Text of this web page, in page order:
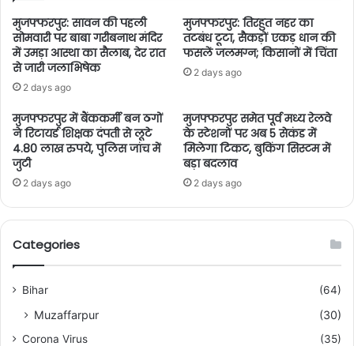
मुजफ्फरपुर: सावन की पहली
सोमवारी पर बाबा गरीबनाथ मंदिर
में उमड़ा आस्था का सैलाब, देर रात
से जारी जलाभिषेक
2 days ago
मुजफ्फरपुर: तिरहुत नहर का
तटबंध टूटा, सैकड़ों एकड़ धान की
फसलें जलमग्न; किसानों में चिंता
2 days ago
मुजफ्फरपुर में बैंककर्मी बन ठगों
ने रिटायर्ड शिक्षक दंपती से लूटे
4.80 लाख रुपये, पुलिस जांच में
जुटी
2 days ago
मुजफ्फरपुर समेत पूर्व मध्य रेलवे
के स्टेशनों पर अब 5 सेकंड में
मिलेगा टिकट, बुकिंग सिस्टम में
बड़ा बदलाव
2 days ago
Categories
Bihar (64)
Muzaffarpur (30)
Corona Virus
(35)